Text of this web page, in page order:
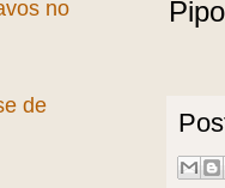
no
de